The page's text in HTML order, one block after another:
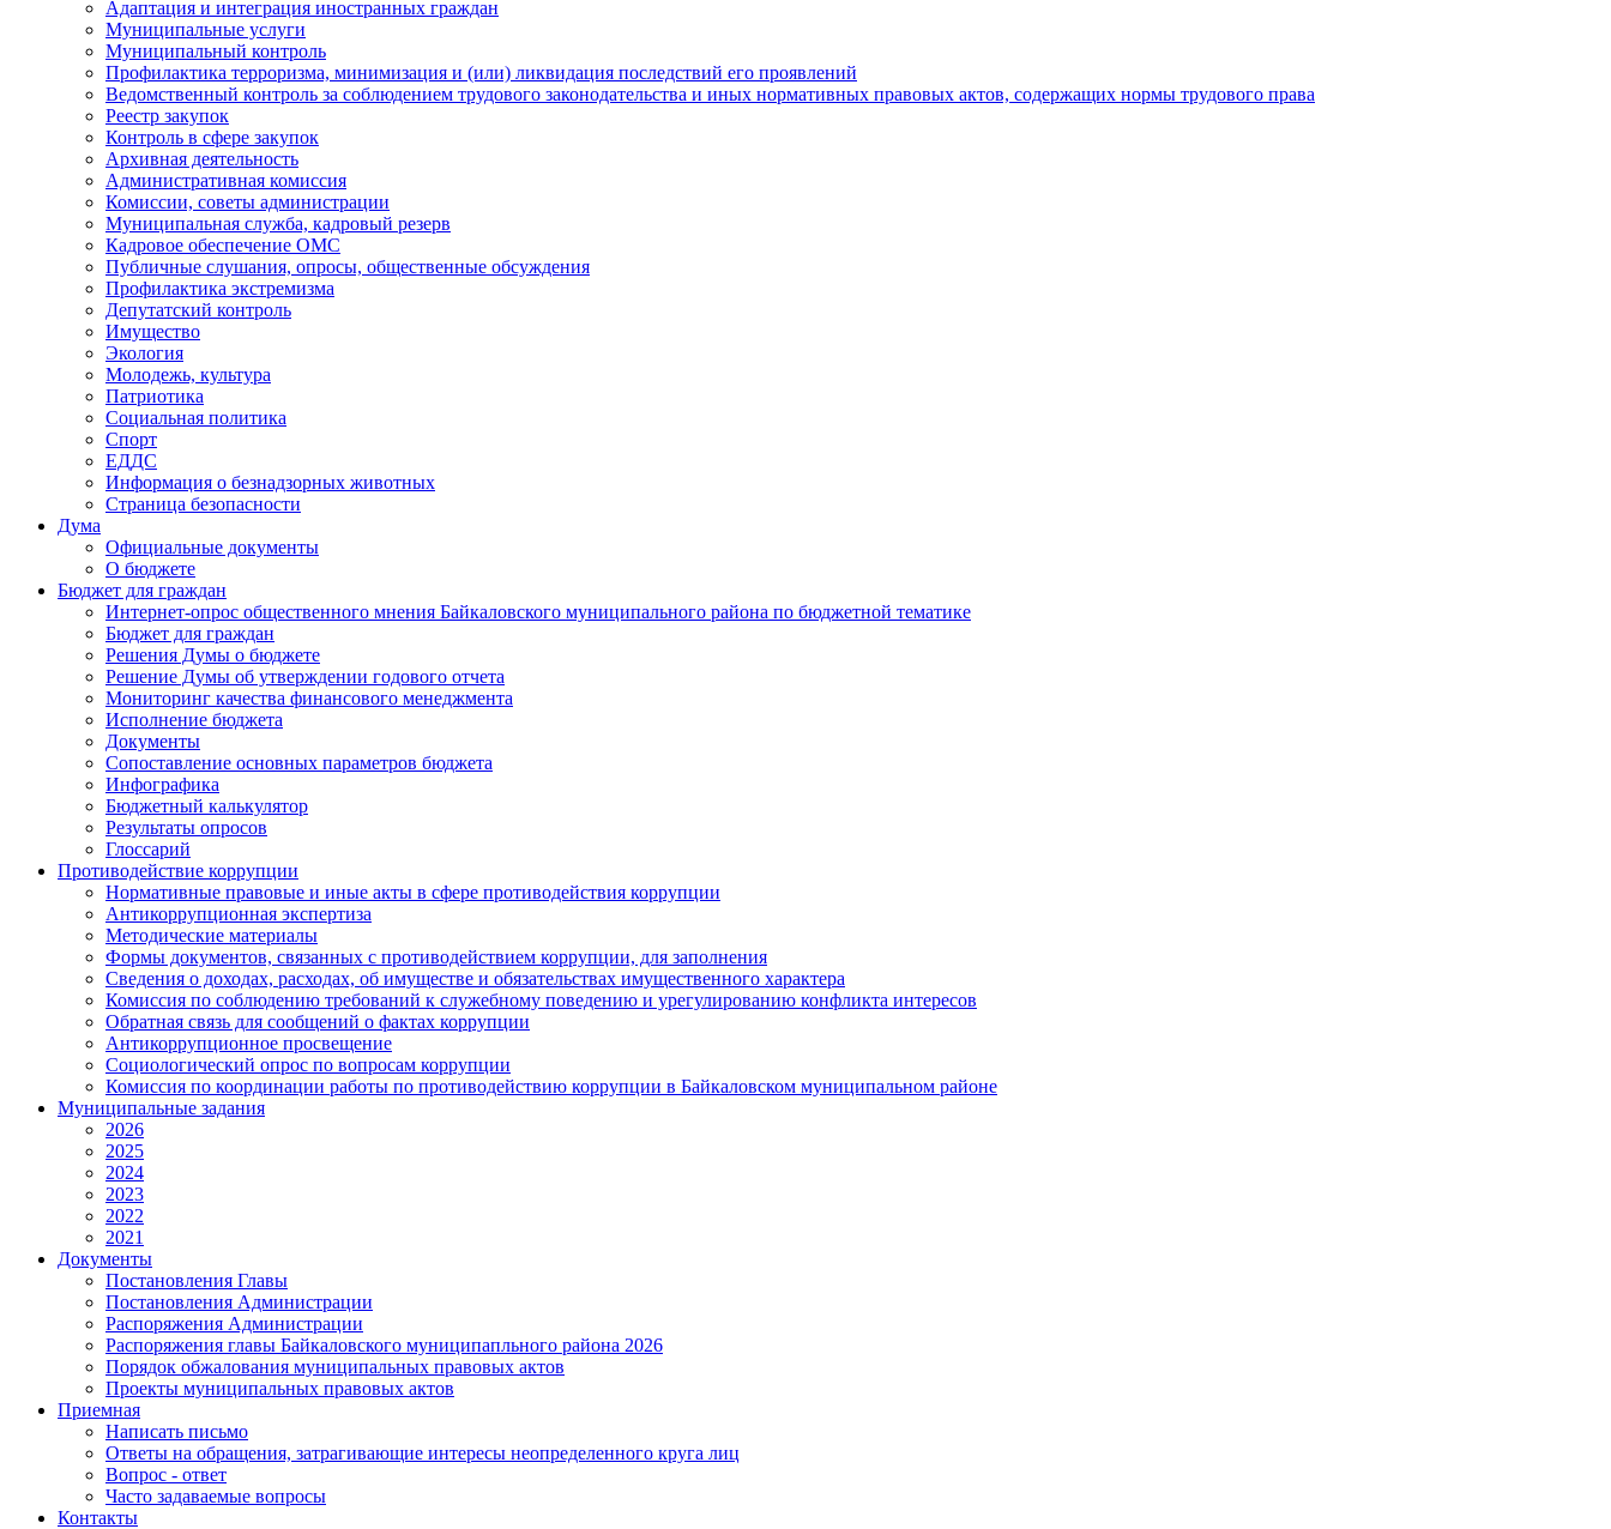
Адаптация и интеграция иностранных граждан
Муниципальные услуги
Муниципальный контроль
Профилактика терроризма, минимизация и (или) ликвидация последствий его проявлений
Ведомственный контроль за соблюдением трудового законодательства и иных нормативных правовых актов, содержащих нормы трудового права
Реестр закупок
Контроль в сфере закупок
Архивная деятельность
Административная комиссия
Комиссии, советы администрации
Муниципальная служба, кадровый резерв
Кадровое обеспечение ОМС
Публичные слушания, опросы, общественные обсуждения
Профилактика экстремизма
Депутатский контроль
Имущество
Экология
Молодежь, культура
Патриотика
Социальная политика
Спорт
ЕДДС
Информация о безнадзорных животных
Страница безопасности
Дума
Официальные документы
О бюджете
Бюджет для граждан
Интернет-опрос общественного мнения Байкаловского муниципального района по бюджетной тематике
Бюджет для граждан
Решения Думы о бюджете
Решение Думы об утверждении годового отчета
Мониторинг качества финансового менеджмента
Исполнение бюджета
Документы
Сопоставление основных параметров бюджета
Инфографика
Бюджетный калькулятор
Результаты опросов
Глоссарий
Противодействие коррупции
Нормативные правовые и иные акты в сфере противодействия коррупции
Антикоррупционная экспертиза
Методические материалы
Формы документов, связанных с противодействием коррупции, для заполнения
Сведения о доходах, расходах, об имуществе и обязательствах имущественного характера
Комиссия по соблюдению требований к служебному поведению и урегулированию конфликта интересов
Обратная связь для сообщений о фактах коррупции
Антикоррупционное просвещение
Социологический опрос по вопросам коррупции
Комиссия по координации работы по противодействию коррупции в Байкаловском муниципальном районе
Муниципальные задания
2026
2025
2024
2023
2022
2021
Документы
Постановления Главы
Постановления Администрации
Распоряжения Администрации
Распоряжения главы Байкаловского муниципапльного района 2026
Порядок обжалования муниципальных правовых актов
Проекты муниципальных правовых актов
Приемная
Написать письмо
Ответы на обращения, затрагивающие интересы неопределенного круга лиц
Вопрос - ответ
Часто задаваемые вопросы
Контакты